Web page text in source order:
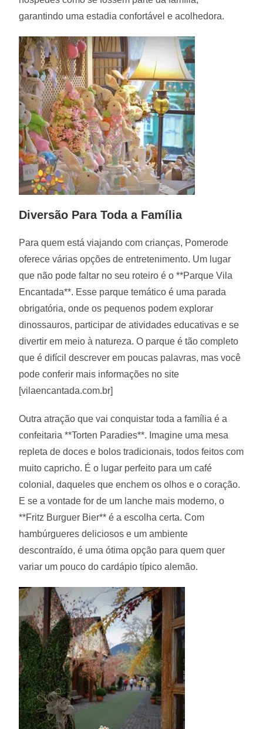
garantindo uma estadia confortável e acolhedora.
Diversão Para Toda a Família
Para quem está viajando com crianças, Pomerode
oferece várias opções de entretenimento. Um lugar
que não pode faltar no seu roteiro é o **Parque Vila
Encantada**. Esse parque temático é uma parada
obrigatória, onde os pequenos podem explorar
dinossauros, participar de atividades educativas e se
divertir em meio à natureza. O parque é tão completo
que é difícil descrever em poucas palavras, mas você
pode conferir mais informações no site
[vilaencantada.com.br]
Outra atração que vai conquistar toda a família é a
confeitaria **Torten Paradies**. Imagine uma mesa
repleta de doces e bolos tradicionais, todos feitos com
muito capricho. É o lugar perfeito para um café
colonial, daqueles que enchem os olhos e o coração.
E se a vontade for de um lanche mais moderno, o
**Fritz Burguer Bier** é a escolha certa. Com
hambúrgueres deliciosos e um ambiente
descontraído, é uma ótima opção para quem quer
variar um pouco do cardápio típico alemão.